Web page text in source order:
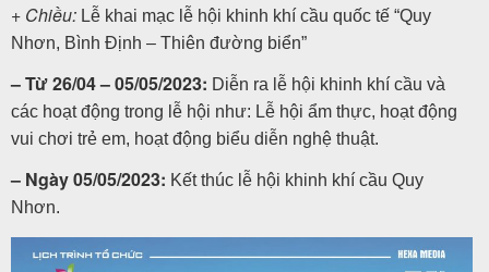
+ Chiều: Lễ khai mạc lễ hội khinh khí cầu quốc tế “Quy
Nhơn, Bình Định – Thiên đường biển”
– Từ 26/04 – 05/05/2023: Diễn ra lễ hội khinh khí cầu và
các hoạt động trong lễ hội như: Lễ hội ẩm thực, hoạt động
vui chơi trẻ em, hoạt động biểu diễn nghệ thuật.
– Ngày 05/05/2023: Kết thúc lễ hội khinh khí cầu Quy
Nhơn.